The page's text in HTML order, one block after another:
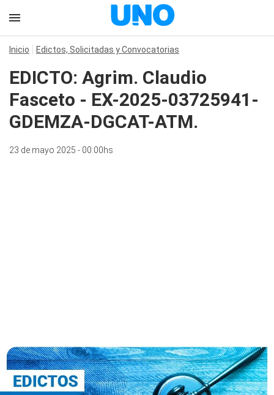
Inicio Edictos, Solicitadas y Convocatorias
EDICTO: Agrim. Claudio
Fasceto - EX-2025-03725941-
GDEMZA-DGCAT-ATM.
23 de mayo 2025 - 00:00hs